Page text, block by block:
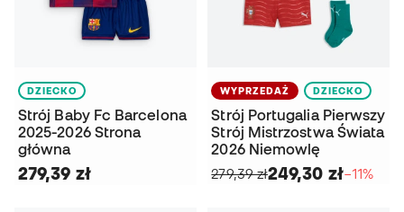
DZIECKO
Strój Baby Fc Barcelona
2025-2026 Strona
główna
279,39 zł
WYPRZEDAŻ DZIECKO
Strój Portugalia Pierwszy
Strój Mistrzostwa Świata
2026 Niemowlę
279,39 zł249,30 zł−11%